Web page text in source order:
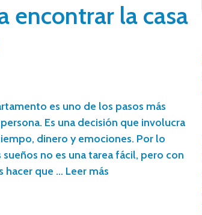
encontrar la casa
es uno de los pasos más
Es una decisión que involucra
dinero y emociones. Por lo
no es una tarea fácil, pero con
hacer que … Leer más